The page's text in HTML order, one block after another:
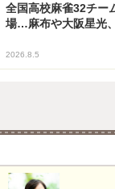
全国高校麻雀32チー
場…麻布や大阪星光
2026.8.5